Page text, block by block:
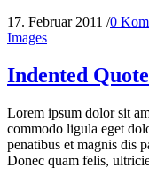
17. Februar 2011 /0
Images
Indented
Lorem ipsum dolor sit
commodo ligula eget
penatibus et magnis dis
Donec quam felis,